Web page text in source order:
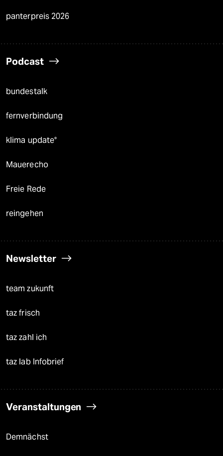
panterpreis 2026
Podcast
bundestalk
fernverbindung
klima update°
Mauerecho
Freie Rede
reingehen
Newsletter
team zukunft
taz frisch
taz zahl ich
taz lab Infobrief
Veranstaltungen
Demnächst